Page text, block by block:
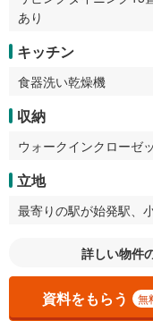
あり
キッチン
食器洗い乾燥機
収納
ウォークインクローゼ
立地
最寄りの駅が始発駅、
詳しい物件
資料をもらう 無